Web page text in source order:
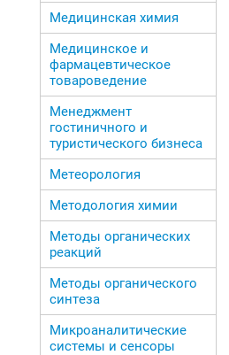
Медицинская химия
Медицинское и
фармацевтическое
товароведение
Менеджмент
гостиничного и
туристического бизнеса
Метеорология
Методология химии
Методы органических
реакций
Методы органического
синтеза
Микроаналитические
системы и сенсоры